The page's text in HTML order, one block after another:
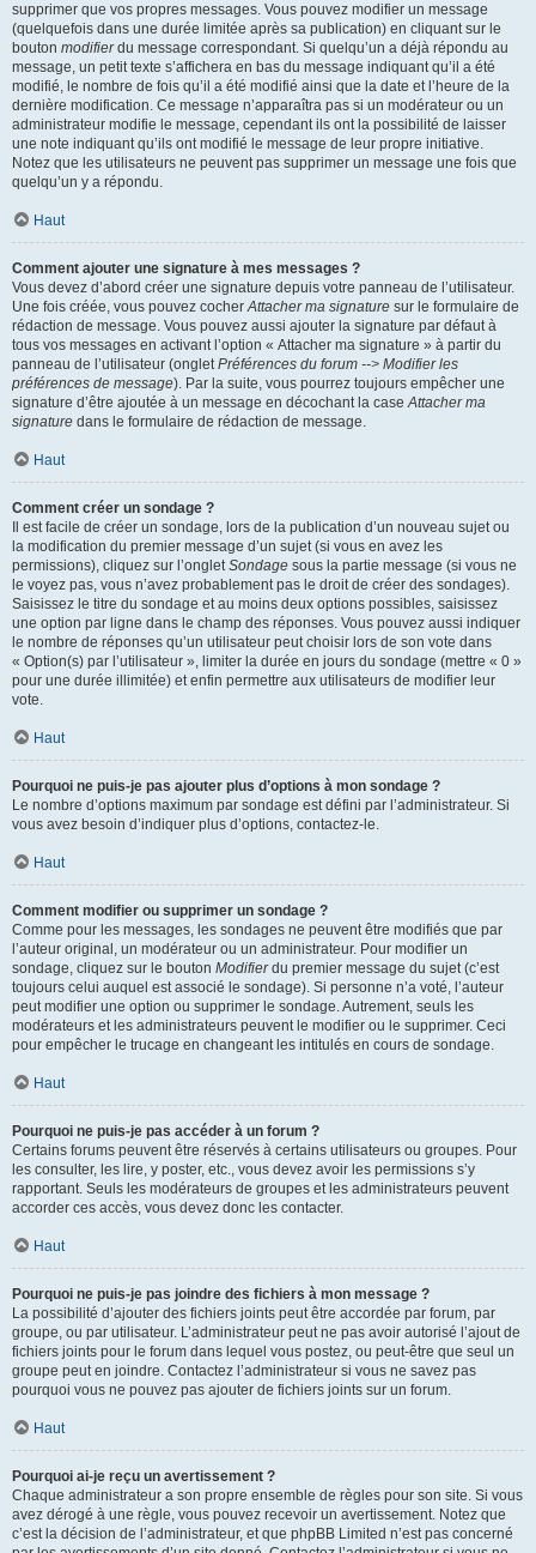
supprimer que vos propres messages. Vous pouvez modifier un message
(quelquefois dans une durée limitée après sa publication) en cliquant sur le
bouton modifierdu message correspondant. Si quelqu’un a déjà répondu au
message, un petit texte s’affichera en bas du message indiquant qu’il a été
modifié, le nombre de fois qu’il a été modifié ainsi que la date et l’heure de la
dernière modification. Ce message n’apparaîtra pas si un modérateur ou un
administrateur modifie le message, cependant ils ont la possibilité de laisser
une note indiquant qu’ils ont modifié le message de leur propre initiative.
Notez que les utilisateurs ne peuvent pas supprimer un message une fois que
quelqu’un y a répondu.
Haut
Comment ajouter une signature à mes messages ?
Vous devez d’abord créer une signature depuis votre panneau de l’utilisateur.
Une fois créée, vous pouvez cocherAttacher ma signature sur le formulaire de
rédaction de message. Vous pouvez aussi ajouter la signature par défaut à
tous vos messages en activant l’option « Attacher ma signature » à partir du
panneau de l’utilisateur (ongletPréférences du forum --> Modifier les
préférences de message). Par la suite, vous pourrez toujours empêcher une
signature d’être ajoutée à un message en décochant la caseAttacher ma
signature dans le formulaire de rédaction de message.
Haut
Comment créer un sondage ?
Il est facile de créer un sondage, lors de la publication d’un nouveau sujet ou
la modification du premier message d’un sujet (si vous en avez les
permissions), cliquez sur l’ongletSondage sous la partie message (si vous ne
le voyez pas, vous n’avez probablement pas le droit de créer des sondages).
Saisissez le titre du sondage et au moins deux options possibles, saisissez
une option par ligne dans le champ des réponses. Vous pouvez aussi indiquer
le nombre de réponses qu’un utilisateur peut choisir lors de son vote dans
« Option(s) par l’utilisateur », limiter la durée en jours du sondage (mettre « 0 »
pour une durée illimitée) et enfin permettre aux utilisateurs de modifier leur
vote.
Haut
Pourquoi ne puis-je pas ajouter plus d’options à mon sondage ?
Le nombre d’options maximum par sondage est défini par l’administrateur. Si
vous avez besoin d’indiquer plus d’options, contactez-le.
Haut
Comment modifier ou supprimer un sondage ?
Comme pour les messages, les sondages ne peuvent être modifiés que par
l’auteur original, un modérateur ou un administrateur. Pour modifier un
sondage, cliquez sur le bouton Modifierdu premier message du sujet (c’est
toujours celui auquel est associé le sondage). Si personne n’a voté, l’auteur
peut modifier une option ou supprimer le sondage. Autrement, seuls les
modérateurs et les administrateurs peuvent le modifier ou le supprimer. Ceci
pour empêcher le trucage en changeant les intitulés en cours de sondage.
Haut
Pourquoi ne puis-je pas accéder à un forum ?
Certains forums peuvent être réservés à certains utilisateurs ou groupes. Pour
les consulter, les lire, y poster, etc., vous devez avoir les permissions s’y
rapportant. Seuls les modérateurs de groupes et les administrateurs peuvent
accorder ces accès, vous devez donc les contacter.
Haut
Pourquoi ne puis-je pas joindre des fichiers à mon message ?
La possibilité d’ajouter des fichiers joints peut être accordée par forum, par
groupe, ou par utilisateur. L’administrateur peut ne pas avoir autorisé l’ajout de
fichiers joints pour le forum dans lequel vous postez, ou peut-être que seul un
groupe peut en joindre. Contactez l’administrateur si vous ne savez pas
pourquoi vous ne pouvez pas ajouter de fichiers joints sur un forum.
Haut
Pourquoi ai-je reçu un avertissement ?
Chaque administrateur a son propre ensemble de règles pour son site. Si vous
avez dérogé à une règle, vous pouvez recevoir un avertissement. Notez que
c’est la décision de l’administrateur, et que phpBB Limited n’est pas concerné